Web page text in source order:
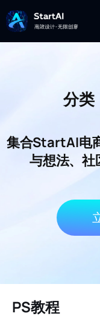
分类
集合StartAI电
与想法、
PS教程